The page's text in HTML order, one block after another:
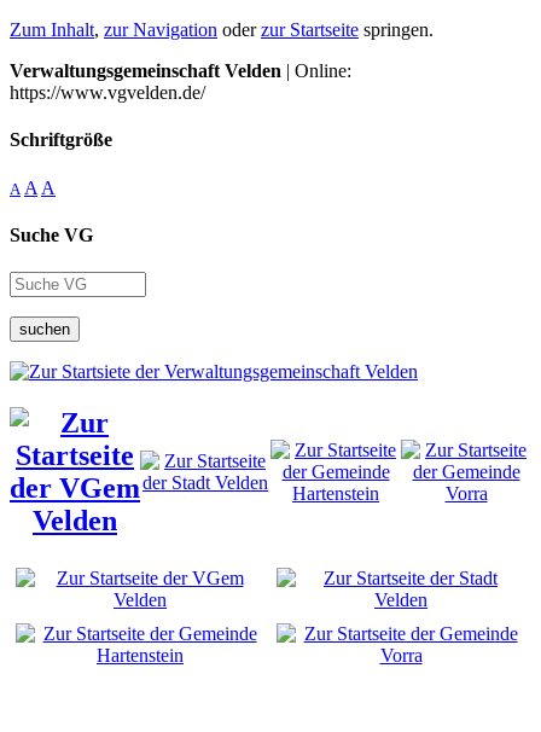
Zum Inhalt, zur Navigation oderzur Startseite springen.
Verwaltungsgemeinschaft Velden | Online:
https://www.vgvelden.de/
Schriftgröße
A A A
Suche VG
suchen